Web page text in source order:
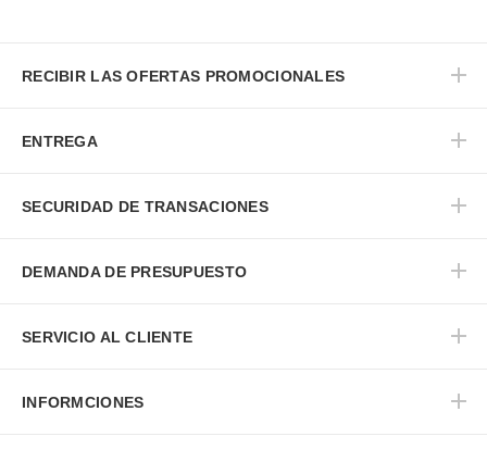
RECIBIR LAS OFERTAS PROMOCIONALES
ENTREGA
SECURIDAD DE TRANSACIONES
DEMANDA DE PRESUPUESTO
SERVICIO AL CLIENTE
INFORMCIONES